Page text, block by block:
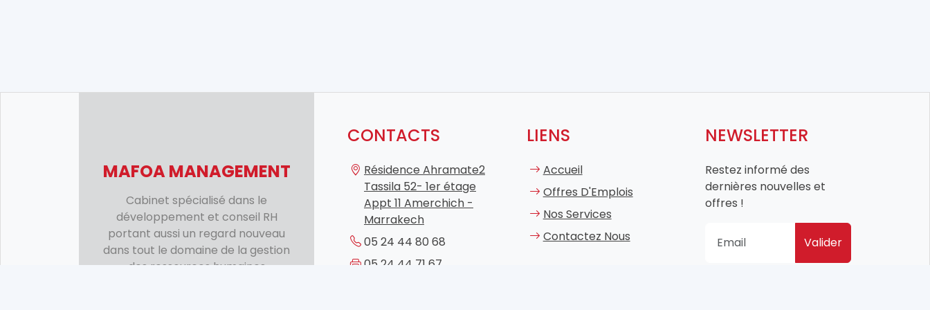
MAFOA MANAGEMENT
Cabinet spécialisé dans le
développement et conseil RH
portant aussi un regard nouveau
dans tout le domaine de la gestion
des ressources humaines
CONTACTS
Résidence Ahramate2
Tassila 52- 1er étage
Appt 11 Amerchich -
Marrakech
05 24 44 80 68
05 24 44 71 67
LIENS
Accueil
Offres D'Emplois
Nos Services
Contactez Nous
NEWSLETTER
Restez informé des
dernières nouvelles et
offres !
Valider